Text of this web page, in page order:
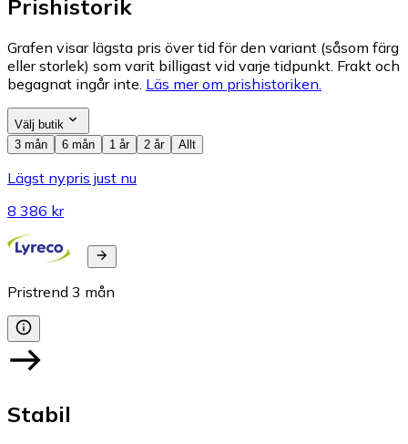
Prishistorik
Grafen visar lägsta pris över tid för den variant (såsom färg
eller storlek) som varit billigast vid varje tidpunkt. Frakt och
begagnat ingår inte. Läs mer om prishistoriken.
Välj butik
3 mån
6 mån 1 år 2 år Allt
Lägst nypris just nu
8 386 kr
Pristrend 3 mån
Stabil